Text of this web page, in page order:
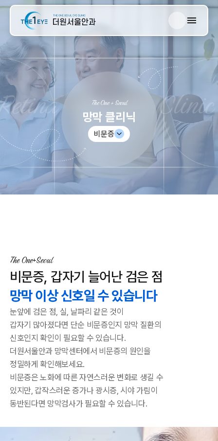
English
日本語
더원서울안과
망막 클리닉
녹내장 클리닉
백내장 클리닉
근시 클리닉
안종합검진
The One + Seoul
망막 클리닉
비문증
The One Seoul
비문증, 갑자기 늘어난 검은 점
망막 이상 신호일 수 있습니다
눈앞에 검은 점, 실, 날파리 같은 것이
갑자기 많아졌다면 단순 비문증인지 망막 질환의
신호인지 확인이 필요할 수 있습니다.
더원서울안과 망막센터에서 비문증의 원인을
정밀하게 확인해보세요.
비문증은 노화에 따른 자연스러운 변화로 생길 수
있지만, 갑작스러운 증가나 광시증, 시야 가림이
동반된다면 망막검사가 필요할 수 있습니다.